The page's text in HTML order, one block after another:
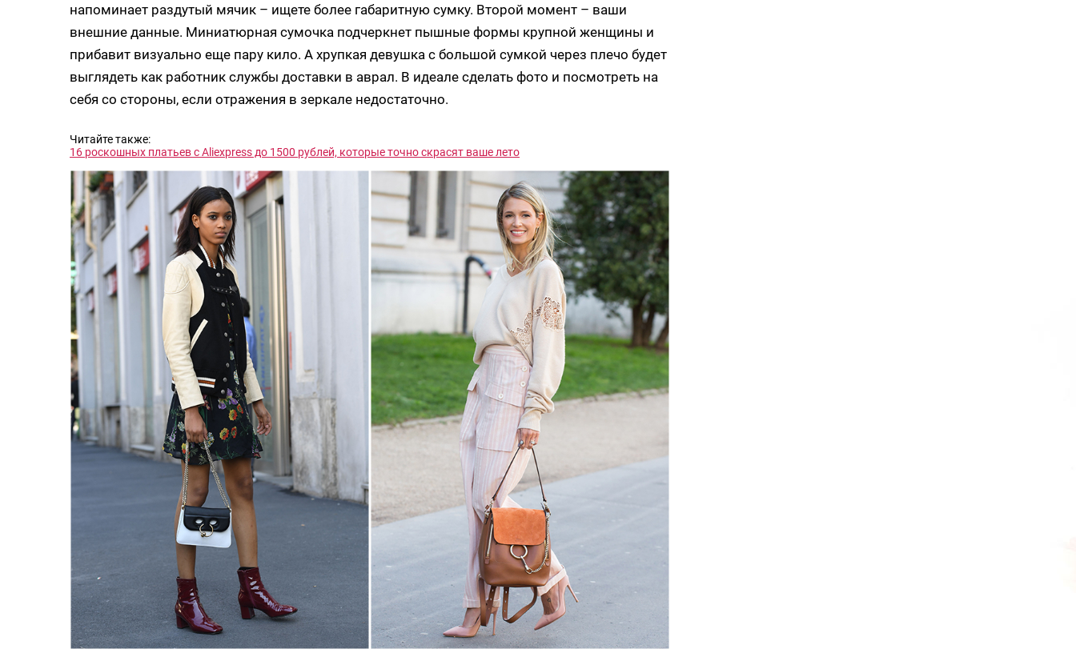
напоминает раздутый мячик – ищете более габаритную сумку. Второй момент – ваши
внешние данные. Миниатюрная сумочка подчеркнет пышные формы крупной женщины и
прибавит визуально еще пару кило. А хрупкая девушка с большой сумкой через плечо будет
выглядеть как работник службы доставки в аврал. В идеале сделать фото и посмотреть на
себя со стороны, если отражения в зеркале недостаточно.
Читайте также:
16 роскошных платьев с Aliexpress до 1500 рублей, которые точно скрасят ваше лето